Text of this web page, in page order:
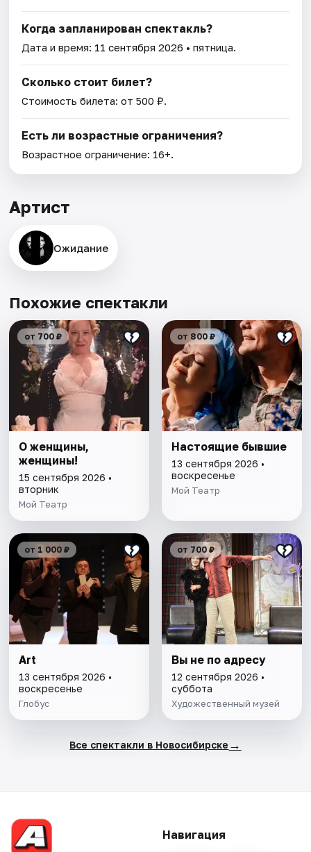
Когда запланирован спектакль?
Дата и время: 11 сентября 2026 • пятница.
Сколько стоит билет?
Стоимость билета: от 500 ₽.
Есть ли возрастные ограничения?
Возрастное ограничение: 16+.
Артист
Ожидание
Похожие спектакли
от 700 ₽
О женщины,
женщины!
15 сентября 2026 •
вторник
Мой Театр
от 800 ₽
Настоящие бывшие
13 сентября 2026 •
воскресенье
Мой Театр
от 1 000 ₽
Art
13 сентября 2026 •
воскресенье
Глобус
от 700 ₽
Вы не по адресу
12 сентября 2026 •
суббота
Художественный музей
Все спектакли в Новосибирске →
Навигация